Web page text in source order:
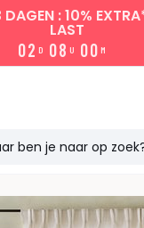
: 10%
LAST
02 D 08 U 00 M